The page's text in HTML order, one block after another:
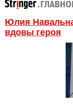
Юлия
вдовы героя